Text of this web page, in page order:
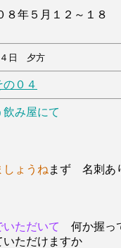
８年５月１２～１８
４日 夕方
の０４
飲み屋にて
しょうね まず 名刺あ
いただいて
何か握っ
いただけますか